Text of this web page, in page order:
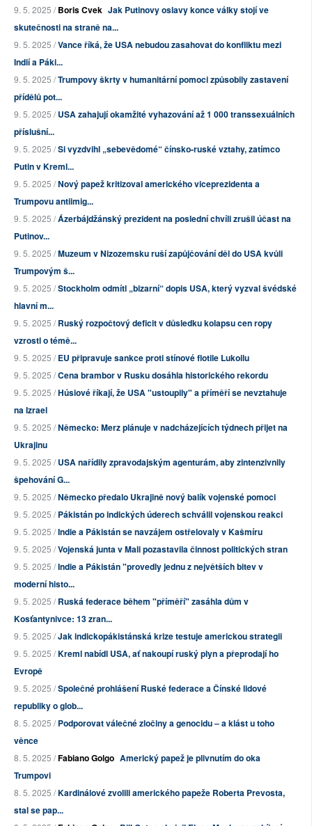
9. 5. 2025 /Boris Cvek Jak Putinovy oslavy konce války stojí ve
skutečnosti na straně na...
9. 5. 2025 /Vance říká, že USA nebudou zasahovat do konfliktu mezi
Indií a Páki...
9. 5. 2025 /Trumpovy škrty v humanitární pomoci způsobily zastavení
přídělů pot...
9. 5. 2025 /USA zahajují okamžité vyhazování až 1 000 transsexuálních
příslušní...
9. 5. 2025 /Si vyzdvihl „sebevědomé“ čínsko-ruské vztahy, zatímco
Putin v Kreml...
9. 5. 2025 /Nový papež kritizoval amerického viceprezidenta a
Trumpovu antiimig...
9. 5. 2025 /Ázerbájdžánský prezident na poslední chvíli zrušil účast na
Putinov...
9. 5. 2025 /Muzeum v Nizozemsku ruší zapůjčování děl do USA kvůli
Trumpovým š...
9. 5. 2025 /Stockholm odmítl „bizarní“ dopis USA, který vyzval švédské
hlavní m...
9. 5. 2025 /Ruský rozpočtový deficit v důsledku kolapsu cen ropy
vzrostl o témě...
9. 5. 2025 /EU připravuje sankce proti stínové flotile Lukoilu
9. 5. 2025 /Cena brambor v Rusku dosáhla historického rekordu
9. 5. 2025 /Húsiové říkají, že USA "ustoupily" a příměří se nevztahuje
na Izrael
9. 5. 2025 /Německo: Merz plánuje v nadcházejících týdnech přijet na
Ukrajinu
9. 5. 2025 /USA nařídily zpravodajským agenturám, aby zintenzivnily
špehování G...
9. 5. 2025 /Německo předalo Ukrajině nový balík vojenské pomoci
9. 5. 2025 /Pákistán po indických úderech schválil vojenskou reakci
9. 5. 2025 /Indie a Pákistán se navzájem ostřelovaly v Kašmíru
9. 5. 2025 /Vojenská junta v Mali pozastavila činnost politických stran
9. 5. 2025 /Indie a Pákistán "provedly jednu z největších bitev v
moderní histo...
9. 5. 2025 /Ruská federace během "příměří" zasáhla dům v
Kosťantynivce: 13 zran...
9. 5. 2025 /Jak indickopákistánská krize testuje americkou strategii
9. 5. 2025 /Kreml nabídl USA, ať nakoupí ruský plyn a přeprodají ho
Evropě
9. 5. 2025 /Společné prohlášení Ruské federace a Čínské lidové
republiky o glob...
8. 5. 2025 /Podporovat válečné zločiny a genocidu – a klást u toho
věnce
8. 5. 2025 /Fabiano Golgo Americký papež je plivnutím do oka
Trumpovi
8. 5. 2025 /Kardinálové zvolili amerického papeže Roberta Prevosta,
stal se pap...